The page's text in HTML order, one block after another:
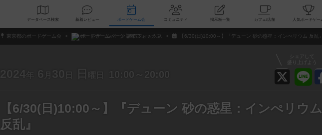
データベース 検索 新着レビュー ボードゲーム会 コミュニティ 掲示板一覧 カフェ/店舗
東京都のボードゲーム会 ボードゲームパーク 調布フォックス 【6/30(日)10:00～】『デューン 砂の惑星：インぺリウム 反乱』
シェアして
盛り上げよう
2024年 6 月 30 日 日 曜日 10:00～20:00
【6/30(日)10:00～】『デューン 砂の惑星：インぺリウム
反乱』